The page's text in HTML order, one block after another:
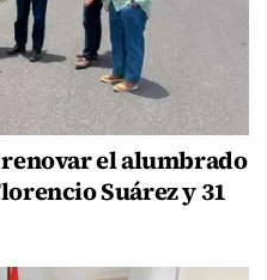
el alumbrado
Suárez y 31